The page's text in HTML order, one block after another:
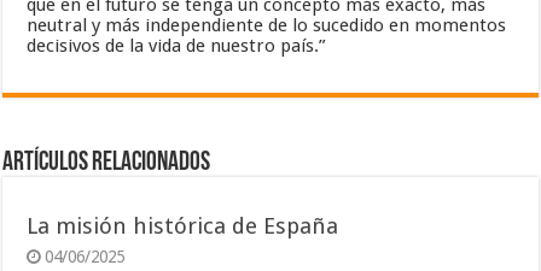
que en el futuro se tenga un concepto más exacto, más
neutral y más independiente de lo sucedido en momentos
decisivos de la vida de nuestro país.”
Artículos relacionados
La misión histórica de España
04/06/2025